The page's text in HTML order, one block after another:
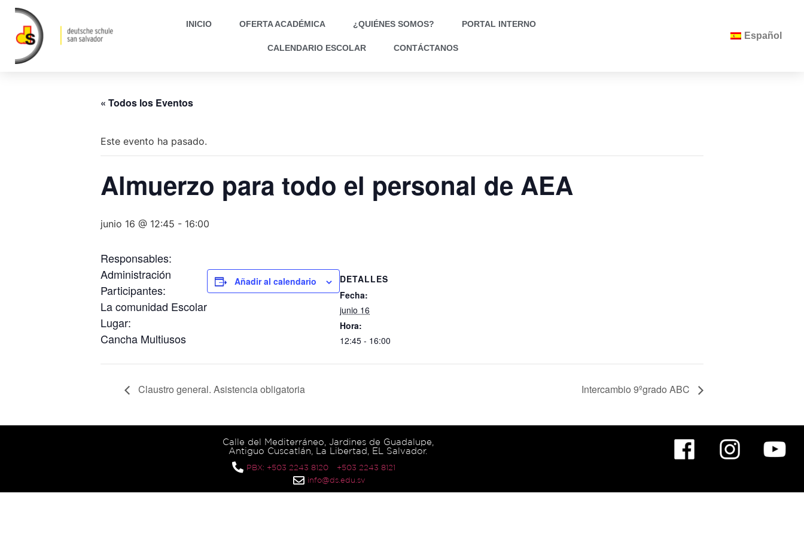
INICIO OFERTA ACADÉMICA ¿QUIÉNES SOMOS? PORTAL INTERNO
CALENDARIO ESCOLAR CONTÁCTANOS
Español
« Todos los Eventos
Este evento ha pasado.
Almuerzo para todo el personal de AEA
junio 16 @ 12:45 - 16:00
Responsables:
Administración
Participantes:
La comunidad Escolar
Lugar:
Cancha Multiusos
Añadir al calendario
DETALLES
Fecha:
junio 16
Hora:
12:45 - 16:00
Claustro general. Asistencia obligatoria Intercambio 9ºgrado ABC
Calle del Mediterráneo, Jardines de Guadalupe,
Antiguo Cuscatlán, La Libertad, EL Salvador.
PBX: +503 2243 8120
+503 2243 8121
info@ds.edu.sv